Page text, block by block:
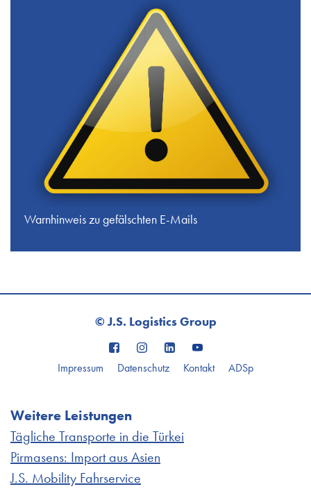
Warnhinweis zu gefälschten E-Mails
© J.S. Logistics Group
Impressum Datenschutz Kontakt ADSp
Weitere Leistungen
Tägliche Transporte in die Türkei
Pirmasens: Import aus Asien
J.S. Mobility Fahrservice